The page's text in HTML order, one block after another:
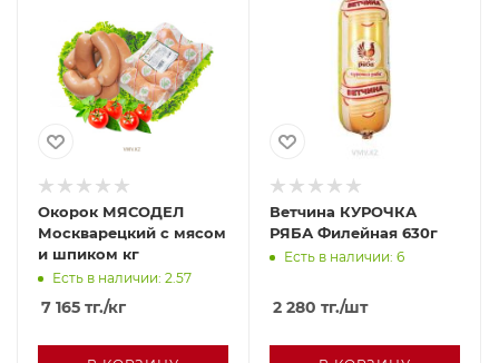
Окорок МЯСОДЕЛ
Москварецкий с мясом
и шпиком кг
Есть в наличии: 2.57
7 165 тг./кг
Ветчина КУРОЧКА
РЯБА Филейная 630г
Есть в наличии: 6
2 280 тг./шт